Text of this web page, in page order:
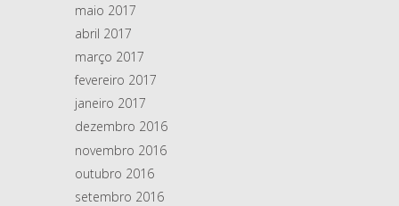
maio 2017
abril 2017
março 2017
fevereiro 2017
janeiro 2017
dezembro 2016
novembro 2016
outubro 2016
setembro 2016